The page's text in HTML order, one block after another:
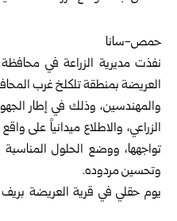
حمص-سانا
نفذت مديرية الزراعة في
العريضة بمنطقة تلكلخ غرب
والمهندسين، وذلك في إطار
الزراعي، والاطلاع ميدانياً على
تواجهها، ووضع الحلول المناسبة
وتحسين مردوده.